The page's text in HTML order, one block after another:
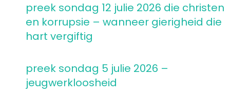
preek sondag 12 julie 2026 die christen
en korrupsie – wanneer gierigheid die
hart vergiftig
preek sondag 5 julie 2026 –
jeugwerkloosheid